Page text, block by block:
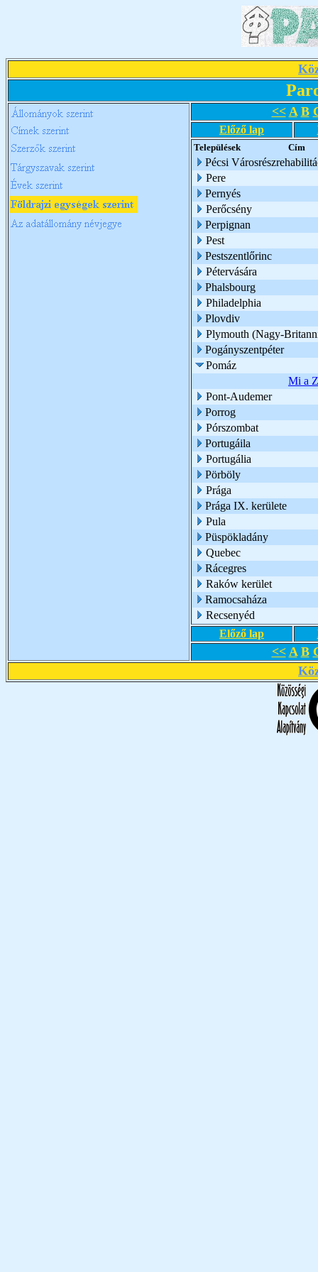
<< A B
Előző lap
Települések Cím
Pécsi
Pere
Pernyés
Perőcsény
Perpignan
Pest
Pestszentlőrinc
Pétervására
Phalsbourg
Philadelphia
Plovdiv
Plymouth (Nagy-
Pogányszentpéter
Pomáz
Mi a
Pont-Audemer
Porrog
Pórszombat
Portugáila
Portugália
Pörböly
Prága
Prága IX. kerülete
Pula
Püspökladány
Quebec
Rácegres
Raków kerület
Ramocsaháza
Recsenyéd
Előző lap
<< A B